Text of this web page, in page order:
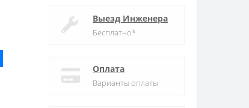
Выезд Инженера
Бесплатно*
Оплата
Варианты оплаты